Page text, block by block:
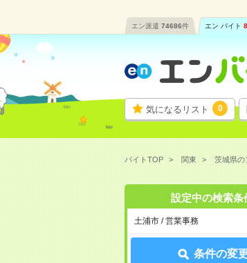
エン派遣 74686件 エン バイト
気になるリスト 0
バイトTOP 関東 茨城県の
設定中の検索条
土浦市 / 営業事務
条件の変